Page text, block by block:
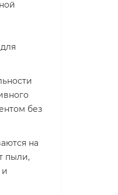
без
на
пыли,
и